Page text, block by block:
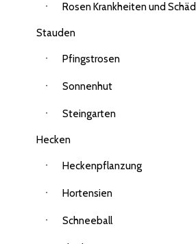
Rosen Krankheiten und
Stauden
Pfingstrosen
Sonnenhut
Steingarten
Hecken
Heckenpflanzung
Hortensien
Schneeball